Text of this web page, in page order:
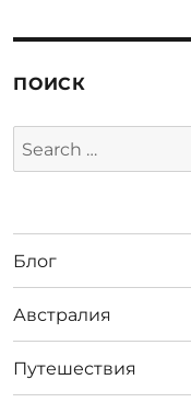
ПОИСК
Search
for:
Блог
Австралия
Путешествия